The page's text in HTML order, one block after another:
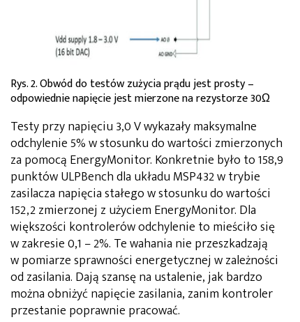
Rys. 2. Obwód do testów zużycia prądu jest prosty –
odpowiednie napięcie jest mierzone na rezystorze 30Ω
Testy przy napięciu 3,0 V wykazały maksymalne
odchylenie 5% w stosunku do wartości zmierzonych
za pomocą EnergyMonitor. Konkretnie było to 158,9
punktów ULPBench dla układu MSP432 w trybie
zasilacza napięcia stałego w stosunku do wartości
152,2 zmierzonej z użyciem EnergyMonitor. Dla
większości kontrolerów odchylenie to mieściło się
w zakresie 0,1 – 2%. Te wahania nie przeszkadzają
w pomiarze sprawności energetycznej w zależności
od zasilania. Dają szansę na ustalenie, jak bardzo
można obniżyć napięcie zasilania, zanim kontroler
przestanie poprawnie pracować.